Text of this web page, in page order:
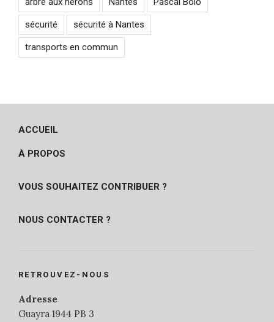
sécurité sécurité à Nantes
transports en commun
ACCUEIL
À PROPOS
VOUS SOUHAITEZ CONTRIBUER ?
NOUS CONTACTER ?
RETROUVEZ-NOUS
Adresse
Guayra 1944 PB 3